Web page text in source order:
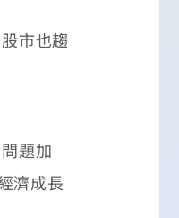
市也趨
題加
濟成長